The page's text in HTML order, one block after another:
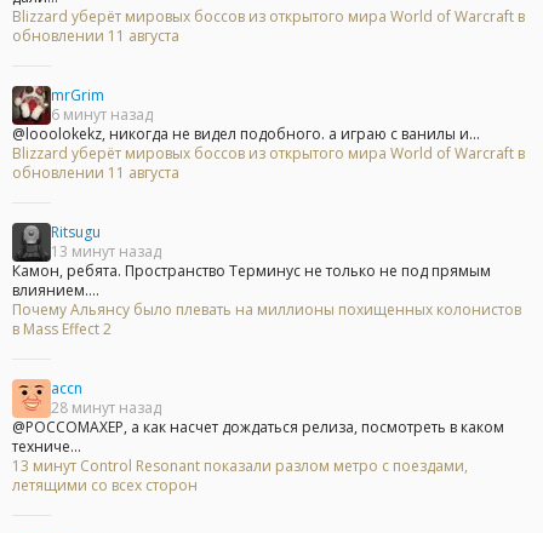
Blizzard уберёт мировых боссов из открытого мира World of Warcraft в
обновлении 11 августа
mrGrim
6 минут назад
@looolokekz, никогда не видел подобного. а играю с ванилы и...
Blizzard уберёт мировых боссов из открытого мира World of Warcraft в
обновлении 11 августа
Ritsugu
13 минут назад
Камон, ребята. Пространство Терминус не только не под прямым
влиянием....
Почему Альянсу было плевать на миллионы похищенных колонистов
в Mass Effect 2
accn
28 минут назад
@POCCOMAXEP, а как насчет дождаться релиза, посмотреть в каком
техниче...
13 минут Control Resonant показали разлом метро с поездами,
летящими со всех сторон